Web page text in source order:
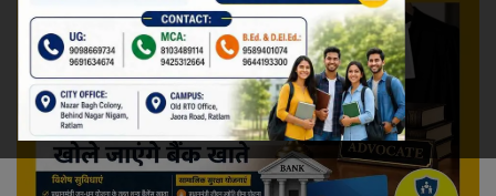
रेलवे
खेल
ज्योतिष